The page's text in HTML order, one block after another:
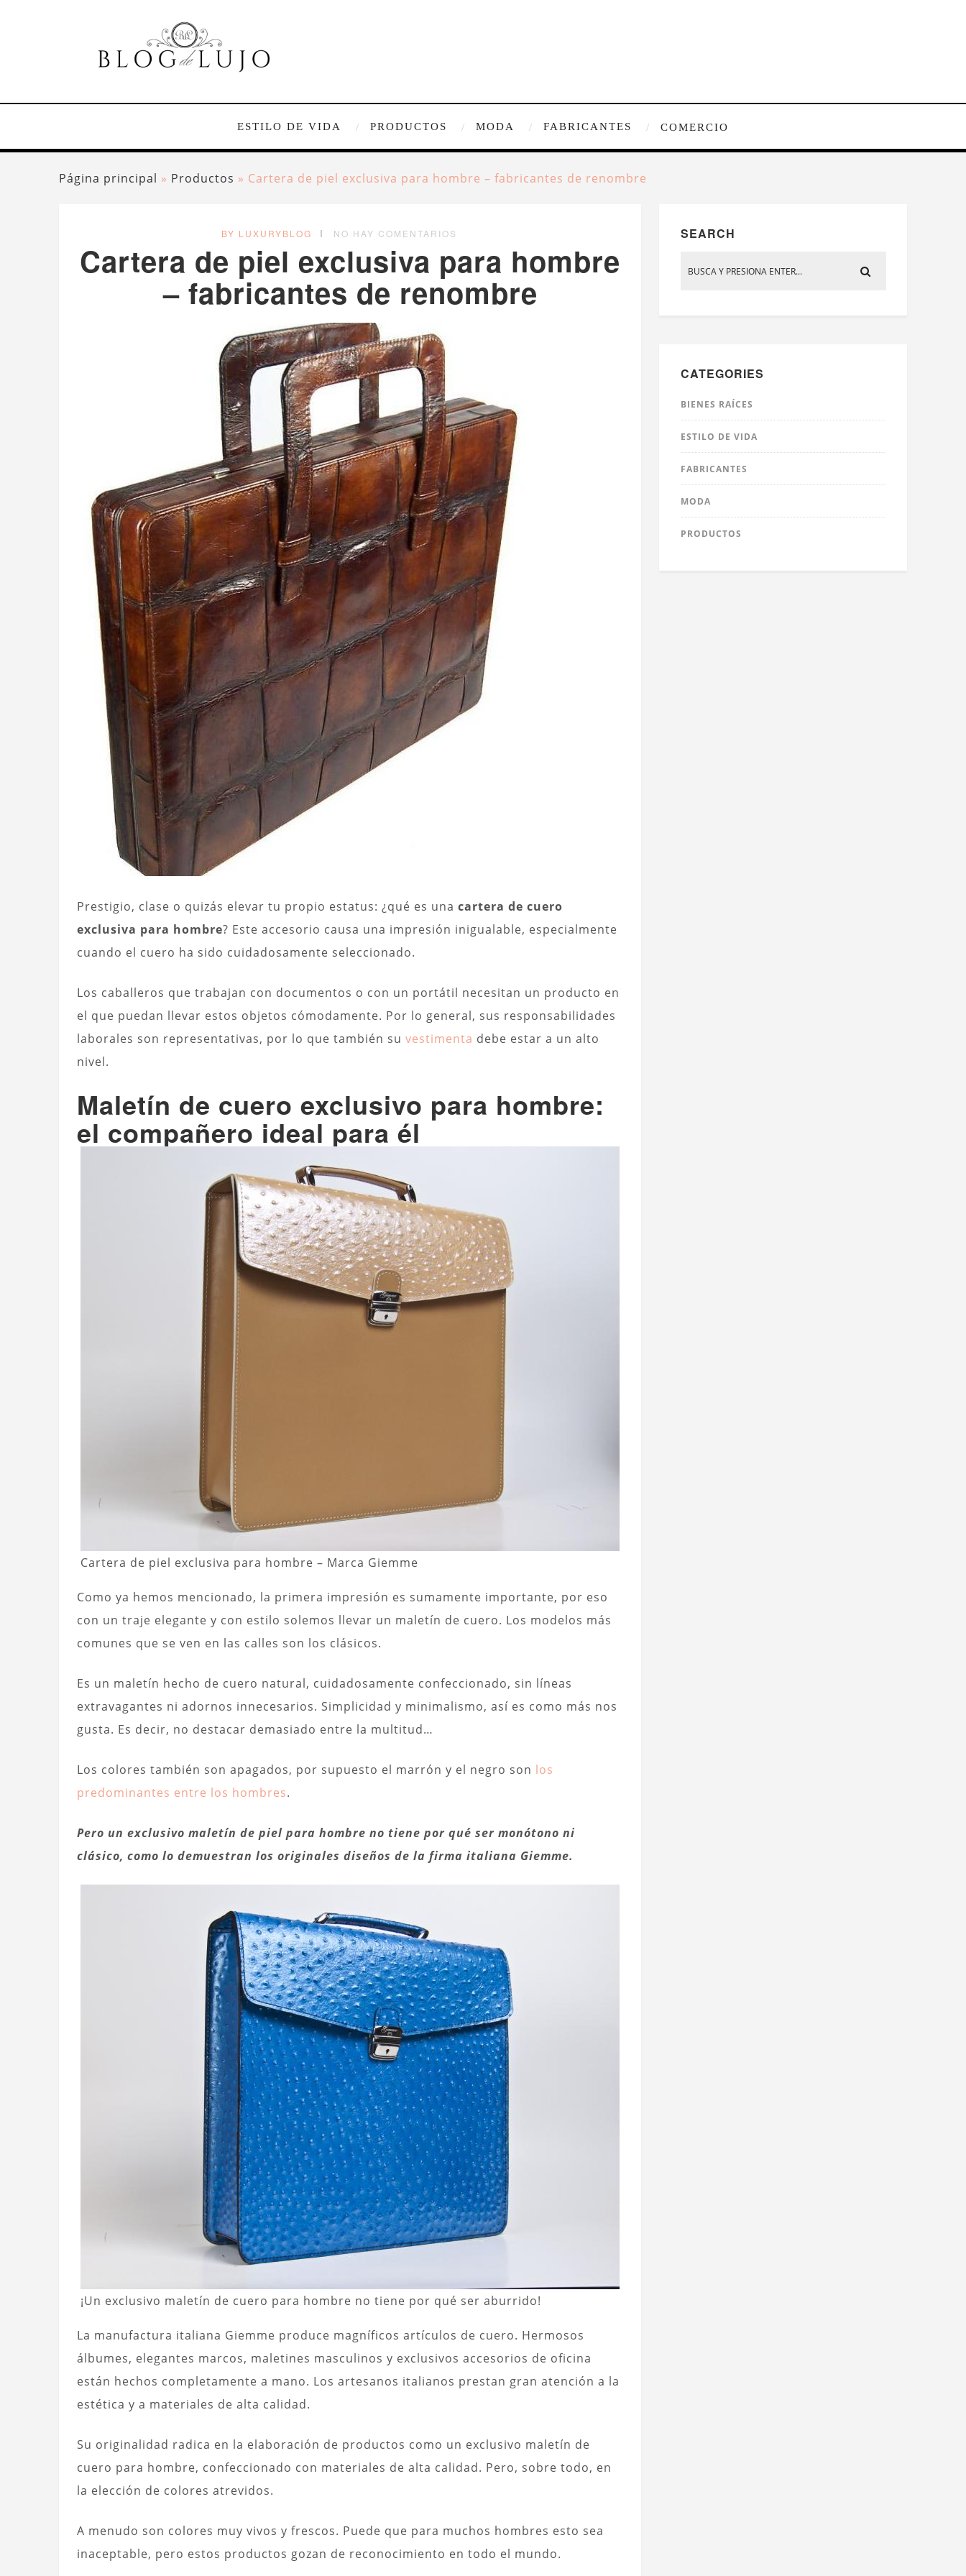
ESTILO DE VIDA PRODUCTOS MODA FABRICANTES COMERCIO
Página principal » Productos » Cartera de piel exclusiva para hombre – fabricantes de renombre
BY LUXURYBLOG NO HAY COMENTARIOS
Cartera de piel exclusiva para hombre
– fabricantes de renombre
Prestigio, clase o quizás elevar tu propio estatus: ¿qué es una cartera de cuero
exclusiva para hombre? Este accesorio causa una impresión inigualable, especialmente
cuando el cuero ha sido cuidadosamente seleccionado.
Los caballeros que trabajan con documentos o con un portátil necesitan un producto en
el que puedan llevar estos objetos cómodamente. Por lo general, sus responsabilidades
laborales son representativas, por lo que también su vestimenta debe estar a un alto
nivel.
Maletín de cuero exclusivo para hombre:
el compañero ideal para él
Cartera de piel exclusiva para hombre – Marca Giemme
Como ya hemos mencionado, la primera impresión es sumamente importante, por eso
con un traje elegante y con estilo solemos llevar un maletín de cuero. Los modelos más
comunes que se ven en las calles son los clásicos.
Es un maletín hecho de cuero natural, cuidadosamente confeccionado, sin líneas
extravagantes ni adornos innecesarios. Simplicidad y minimalismo, así es como más nos
gusta. Es decir, no destacar demasiado entre la multitud…
Los colores también son apagados, por supuesto el marrón y el negro son los
predominantes entre los hombres.
Pero un exclusivo maletín de piel para hombre no tiene por qué ser monótono ni
clásico, como lo demuestran los originales diseños de la firma italiana Giemme.
¡Un exclusivo maletín de cuero para hombre no tiene por qué ser aburrido!
La manufactura italiana Giemme produce magníficos artículos de cuero. Hermosos
álbumes, elegantes marcos, maletines masculinos y exclusivos accesorios de oficina
están hechos completamente a mano. Los artesanos italianos prestan gran atención a la
estética y a materiales de alta calidad.
Su originalidad radica en la elaboración de productos como un exclusivo maletín de
cuero para hombre, confeccionado con materiales de alta calidad. Pero, sobre todo, en
la elección de colores atrevidos.
A menudo son colores muy vivos y frescos. Puede que para muchos hombres esto sea
inaceptable, pero estos productos gozan de reconocimiento en todo el mundo.
SEARCH
CATEGORIES
BIENES RAÍCES
ESTILO DE VIDA
FABRICANTES
MODA
PRODUCTOS